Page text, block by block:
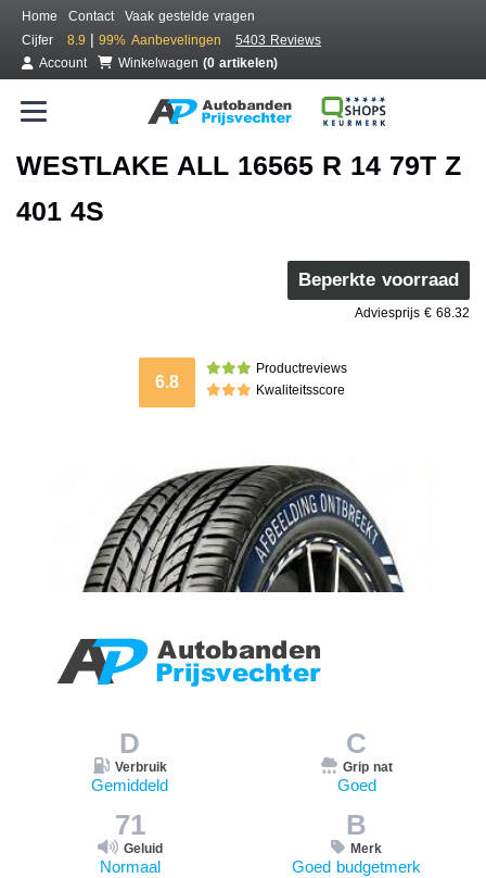
Home Contact
Vaak gestelde vragen
Cijfer
8.9 | 99% Aanbevelingen
5403 Reviews
Account
Winkelwagen (0 artikelen)
WESTLAKE ALL 16565 R 14 79T Z
401 4S
Beperkte voorraad
Adviesprijs € 68.32
6.8
Productreviews
Kwaliteitsscore
D
Verbruik
Gemiddeld
C
Grip nat
Goed
71
Geluid
Normaal
B
Merk
Goed budgetmerk